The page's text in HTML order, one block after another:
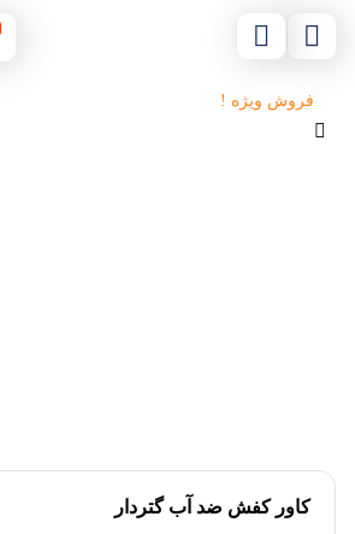
فروش ویژه !
کاور کفش ضد آب گتردار